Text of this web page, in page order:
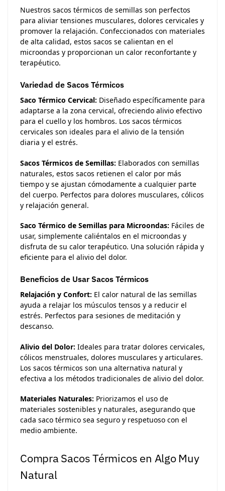
Nuestros sacos térmicos de semillas son perfectos
para aliviar tensiones musculares, dolores cervicales y
promover la relajación. Confeccionados con materiales
de alta calidad, estos sacos se calientan en el
microondas y proporcionan un calor reconfortante y
terapéutico.
Variedad de Sacos Térmicos
Saco Térmico Cervical: Diseñado específicamente para
adaptarse a la zona cervical, ofreciendo alivio efectivo
para el cuello y los hombros. Los sacos térmicos
cervicales son ideales para el alivio de la tensión
diaria y el estrés.
Sacos Térmicos de Semillas: Elaborados con semillas
naturales, estos sacos retienen el calor por más
tiempo y se ajustan cómodamente a cualquier parte
del cuerpo. Perfectos para dolores musculares, cólicos
y relajación general.
Saco Térmico de Semillas para Microondas: Fáciles de
usar, simplemente caliéntalos en el microondas y
disfruta de su calor terapéutico. Una solución rápida y
eficiente para el alivio del dolor.
Beneficios de Usar Sacos Térmicos
Relajación y Confort: El calor natural de las semillas
ayuda a relajar los músculos tensos y a reducir el
estrés. Perfectos para sesiones de meditación y
descanso.
Alivio del Dolor: Ideales para tratar dolores cervicales,
cólicos menstruales, dolores musculares y articulares.
Los sacos térmicos son una alternativa natural y
efectiva a los métodos tradicionales de alivio del dolor.
Materiales Naturales: Priorizamos el uso de
materiales sostenibles y naturales, asegurando que
cada saco térmico sea seguro y respetuoso con el
medio ambiente.
Compra Sacos Térmicos en Algo Muy
Natural